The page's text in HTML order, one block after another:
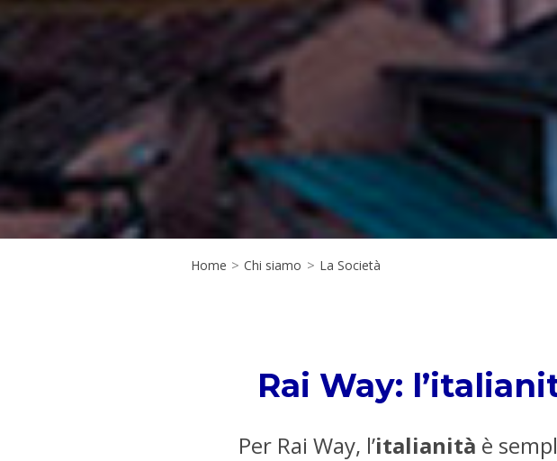
Home > Chi siamo > La Società
Rai Way:
Per Rai Way, l’italianità è